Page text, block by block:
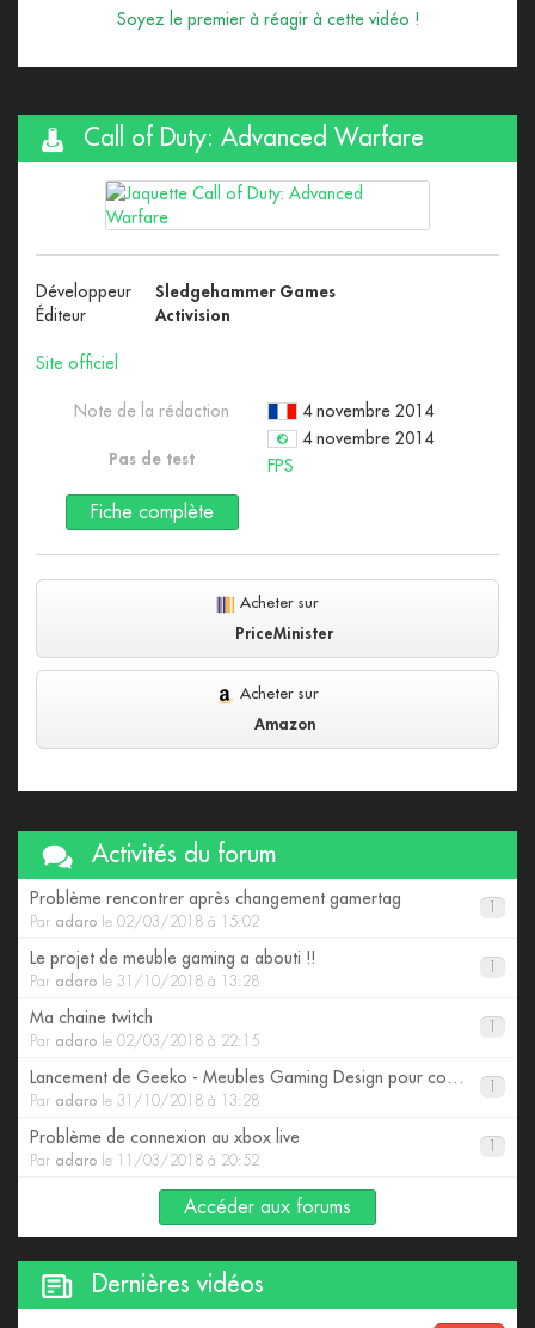
Soyez le premier à réagir à cette vidéo !
Call of Duty: Advanced Warfare
Développeur
Sledgehammer Games
Éditeur
Activision
Site officiel
4 novembre 2014
4 novembre 2014
FPS
Note de la rédaction
Pas de test
Fiche complète
Acheter sur
PriceMinister
Acheter sur
Amazon
Activités du forum
Problème rencontrer après changement gamertag
Par adaro le 02/03/2018 à 15:02
Le projet de meuble gaming a abouti !!
Par adaro le 31/10/2018 à 13:28
Ma chaine twitch
Par adaro le 02/03/2018 à 22:15
Par adaro le 31/10/2018 à 13:28
Problème de connexion au xbox live
Par adaro le 11/03/2018 à 20:52
Accéder aux forums
Dernières vidéos